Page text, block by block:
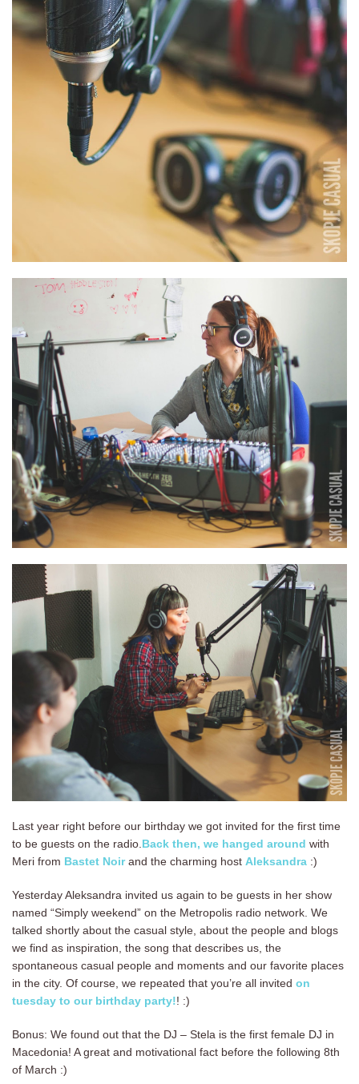
Last year right before our birthday we got invited for the first time
to be guests on the radio.Back then, we hanged around with
Meri from Bastet Noirand the charming host Aleksandra :)
Yesterday Aleksandra invited us again to be guests in her show
named “Simply weekend” on the Metropolis radio network. We
talked shortly about the casual style, about the people and blogs
we find as inspiration, the song that describes us, the
spontaneous casual people and moments and our favorite places
in the city. Of course, we repeated that you’re all invited on
tuesday to our birthday party!! :)
Bonus: We found out that the DJ – Stela is the first female DJ in
Macedonia! A great and motivational fact before the following 8th
of March :)